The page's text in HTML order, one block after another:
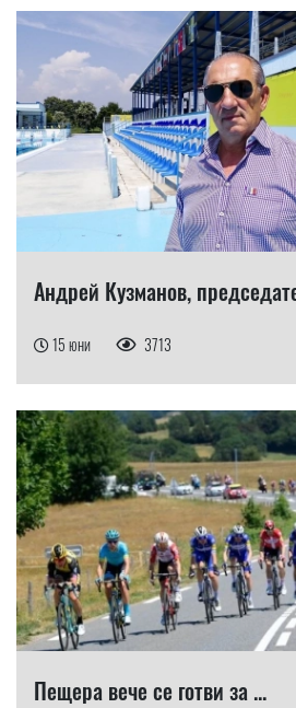
Андрей Кузманов,
15 юни 3713
Пещера вече се готви за ...